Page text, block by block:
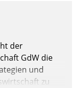
daher
GmbH den
der
GdW die
und
zu